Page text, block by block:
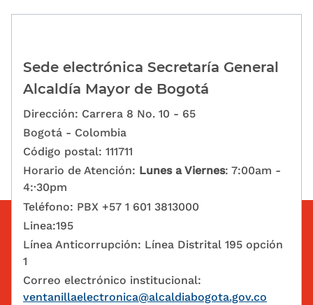
Sede electrónica Secretaría General
Alcaldía Mayor de Bogotá
Dirección: Carrera 8 No. 10 - 65
Bogotá - Colombia
Código postal: 111711
Horario de Atención: Lunes a Viernes: 7:00am -
4:·30pm
Teléfono: PBX +57 1 601 3813000
Linea:195
Línea Anticorrupción: Línea Distrital 195 opción
1
Correo electrónico institucional:
ventanillaelectronica@alcaldiabogota.gov.co